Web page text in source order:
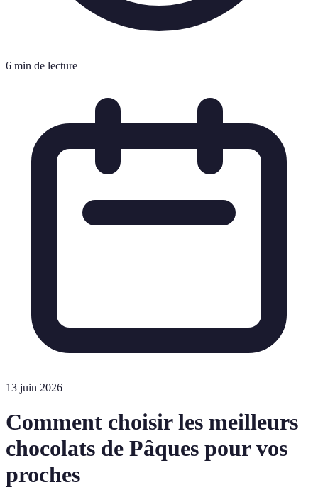
6 min de lecture
13 juin 2026
Comment choisir les meilleurs
chocolats de Pâques pour vos
proches